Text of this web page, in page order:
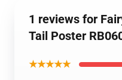
1 reviews for
Tail Poster
★★★★★